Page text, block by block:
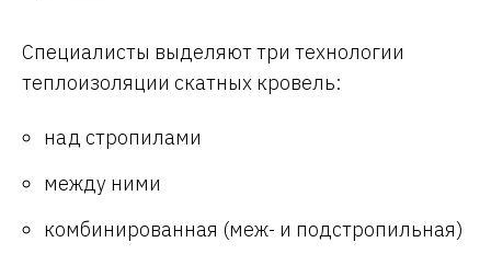
Специалисты выделяют три технологии
теплоизоляции скатных кровель:
над стропилами
между ними
комбинированная (меж- и подстропильная)